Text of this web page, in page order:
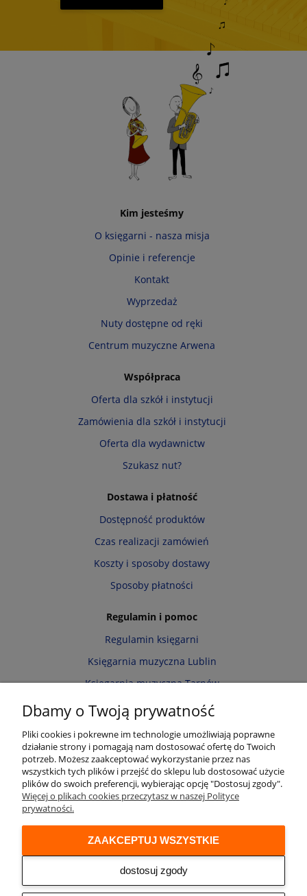
Kim jesteśmy
O księgarni - nasza misja
Opinie i referencje
Kontakt
Wyprzedaż
Nuty dostępne od ręki
Centrum muzyczne Arwena
Współpraca
Oferta dla szkół i instytucji
Zamówienia dla szkół i instytucji
Oferta dla wydawnictw
Szukasz nut?
Dostawa i płatność
Dostępność produktów
Czas realizacji zamówień
Koszty i sposoby dostawy
Sposoby płatności
Regulamin i pomoc
Regulamin księgarni
Księgarnia muzyczna Lublin
Księgarnia muzyczna Tarnów
Informacja o cookies
Zwroty i reklamacje
Moje konto
Twoje zamówienia
Przechowalnia
Ustawienia konta
Audio online
Dbamy o Twoją prywatność
Pliki cookies i pokrewne im technologie umożliwiają poprawne
działanie strony i pomagają nam dostosować ofertę do Twoich
potrzeb. Możesz zaakceptować wykorzystanie przez nas
wszystkich tych plików i przejść do sklepu lub dostosować użycie
plików do swoich preferencji, wybierając opcję "Dostosuj zgody".
Więcej o plikach cookies przeczytasz w naszej Polityce
prywatności.
dostosuj zgody
ZAAKCEPTUJ WSZYSTKIE